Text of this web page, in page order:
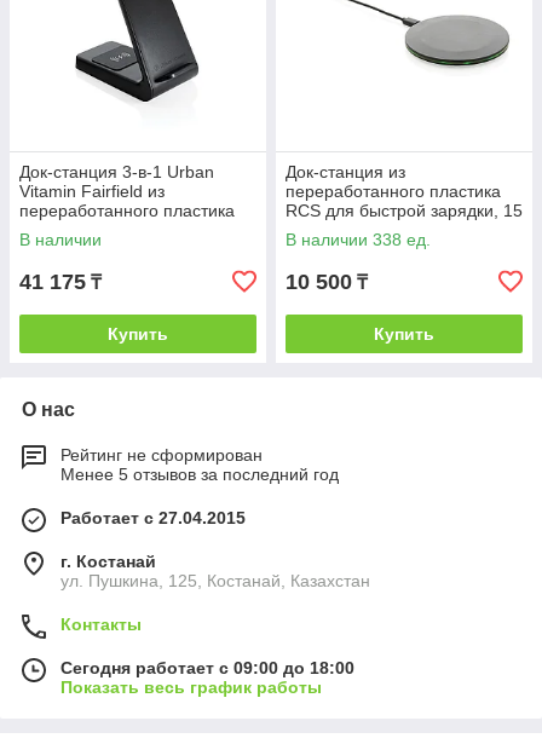
Док-станция 3-в-1 Urban
Vitamin Fairfield из
переработанного пластика
RCS, черный; , Длина 7 см.,
ширина 12,4
В наличии
41 175 ₸
Купить
Док-станция из
переработанного пластика
RCS для быстрой зарядки, 15
Вт, черный; , , высота 0,6 см.,
диаметр 10
В наличии 338 ед.
10 500 ₸
Купить
О нас
Рейтинг не сформирован
Менее 5 отзывов за последний год
Работает с 27.04.2015
г. Костанай
ул. Пушкина, 125, Костанай, Казахстан
Контакты
Сегодня работает с 09:00 до 18:00
Показать весь график работы